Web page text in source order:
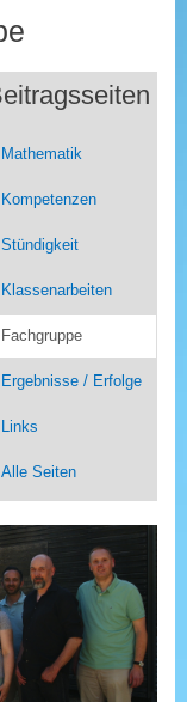
Mathematik
Kompetenzen
Stündigkeit
Klassenarbeiten
Fachgruppe
Ergebnisse / Erfolge
Links
Alle Seiten